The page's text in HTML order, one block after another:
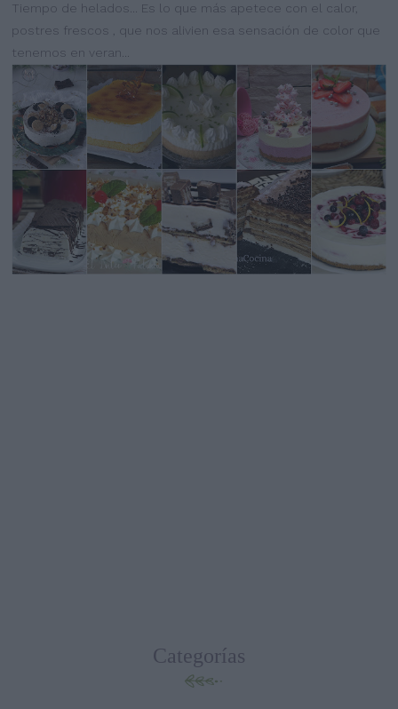
Tiempo de helados... Es lo que más apetece con el calor,
postres frescos , que nos alivien esa sensación de color que
tenemos en veran...
Categorías